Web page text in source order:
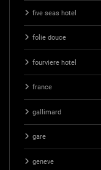
five seas hotel
folie douce
fourviere hotel
france
gallimard
gare
geneve